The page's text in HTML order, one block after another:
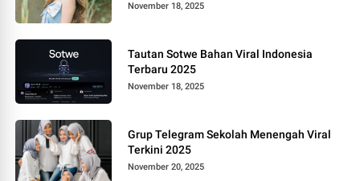
November 18, 2025
Tautan Sotwe Bahan Viral Indonesia
Terbaru 2025
November 18, 2025
Grup Telegram Sekolah Menengah Viral
Terkini 2025
November 20, 2025